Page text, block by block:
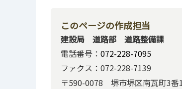
このページの作成担当
建設局 道路部 道路整備課
電話番号： 072-228-7095
ファクス：072-228-7139
〒590-0078 堺市堺区南瓦町3